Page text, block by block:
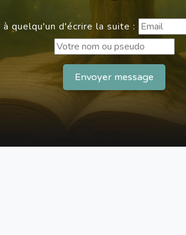
à quelqu'un d'écrire la suite :
Envoyer message